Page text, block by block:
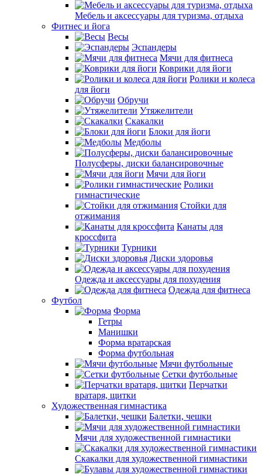
Мебель и аксессуары для туризма, отдыха
Фитнес и йога
Весы
Эспандеры
Мячи для фитнеса
Коврики для йоги
Ролики и колеса
для йоги
Обручи
Утяжелители
Скакалки
Блоки для йоги
Медболы
Полусферы, диски балансировочные
Мячи для йоги
Ролики
гимнастические
Стойки для
отжимания
Канаты для
кроссфита
Турники
Диски здоровья
Одежда и аксессуары для похудения
Одежда для фитнеса
Футбол
Форма
Гетры
Манишки
Форма вратарская
Форма футбольная
Мячи футбольные
Сетки футбольные
Перчатки
вратаря, щитки
Художественная гимнастика
Балетки, чешки
Мячи для художественной гимнастики
Скакалки для художественной гимнастики